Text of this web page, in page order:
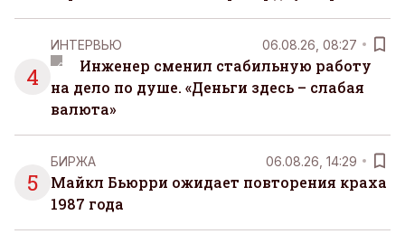
4
ИНТЕРВЬЮ 06.08.26, 08:27
Инженер сменил стабильную работу
на дело по душе. «Деньги здесь – слабая
валюта»
5
БИРЖА 06.08.26, 14:29
Майкл Бьюрри ожидает повторения краха
1987 года